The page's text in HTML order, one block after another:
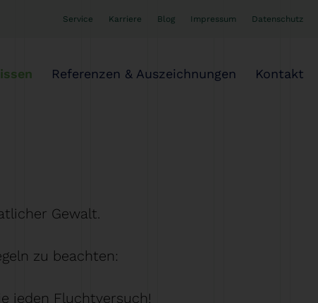
Service Karriere Blog Impressum Datenschutz
Referenzen & Auszeichnungen Kontakt
Gewalt.
zu beachten:
jeden Fluchtversuch!